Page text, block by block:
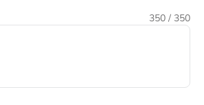
350 / 350